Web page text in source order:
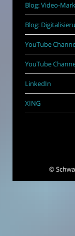
Blog: Video-
Blog:
YouTube
YouTube
LinkedIn
XING
©